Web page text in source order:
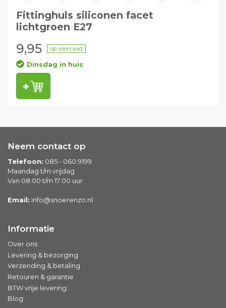
Fittinghuls siliconen facet
lichtgroen E27
9,95 op voorraad
Dinsdag in huis
Neem contact op
Telefoon: 085 - 060 9199
Maandag t/m vrijdag
Van 08:00 t/m 17:00 uur
Email: info@snoerenzo.nl
Informatie
Over ons
Levering & bezorging
Verzending & betaling
Retouren & garantie
BTW vrije levering
Blog